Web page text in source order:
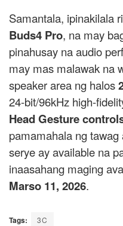
Samantala, ipinakilala
Buds4 Pro, na may
pinahusay na audio
may mas malawak na
speaker area ng halos
24-bit/96kHz high-
Head Gesture
pamamahala ng
serye ay available na
inaasahang maging
Marso 11, 2026.
Tags: 3C